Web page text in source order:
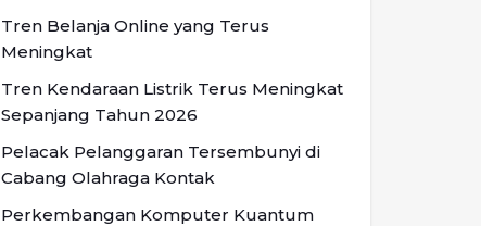
Tren Belanja Online yang Terus
Meningkat
Tren Kendaraan Listrik Terus Meningkat
Sepanjang Tahun 2026
Pelacak Pelanggaran Tersembunyi di
Cabang Olahraga Kontak
Perkembangan Komputer Kuantum